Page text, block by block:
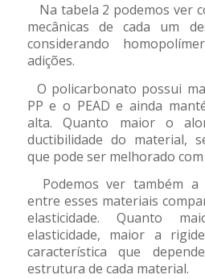
Na tabela 2 podemos ver
mecânicas de cada um
considerando
adições.
O policarbonato possui
PP e o PEAD e ainda
alta. Quanto maior o
ductibilidade do material,
que pode ser melhorado
Podemos ver também a
entre esses materiais
elasticidade. Quanto
elasticidade, maior a
característica que
estrutura de cada material.